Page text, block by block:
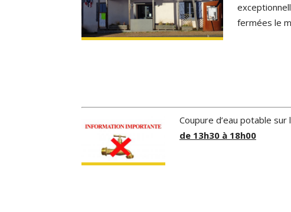
fermées le
Coupure d’eau potable sur
de 13h30 à 18h00